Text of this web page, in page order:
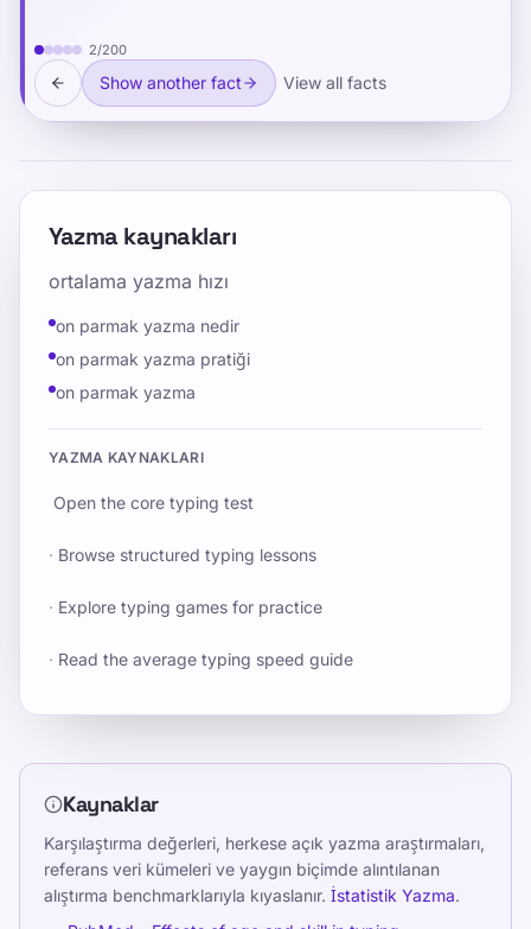
2/200
Show another fact View all facts
Yazma kaynakları
ortalama yazma hızı
on parmak yazma nedir
on parmak yazma pratiği
on parmak yazma
YAZMA KAYNAKLARI
Open the core typing test
· Browse structured typing lessons
· Explore typing games for practice
· Read the average typing speed guide
Kaynaklar
Karşılaştırma değerleri, herkese açık yazma araştırmaları,
referans veri kümeleri ve yaygın biçimde alıntılanan
alıştırma benchmarklarıyla kıyaslanır. İstatistik Yazma.